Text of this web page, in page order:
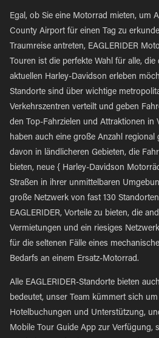
Egal, ob Sie eine Motorrad mieten, um
County Airport für einen Tag zu
Traumreise antreten, EAGLERIDER
Touren ist die perfekte Wahl für alle, die
aktuellen Harley-Davidson erleben
Standorte sind über wichtige
Verkehrszentren verteilt und geben
den Top-Fahrzielen und Attraktionen in
haben auch eine große Anzahl regional
davon in ländlicheren Gebieten, die
bieten, neue { Harley-Davidson
Straßen in ihrer unmittelbaren
große Netzwerk von fast 130
EAGLERIDER, Vorteile zu bieten, die
Vermietungen und ein riesiges
für die seltenen Fälle eines
Bedarfs an einem Ersatz-Motorrad.
Alle EAGLERIDER-Standorte bieten
bedeutet, unser Team kümmert sich
Hotelbuchungen und Unterstützung,
Mobile Tour Guide App zur Verfügung,